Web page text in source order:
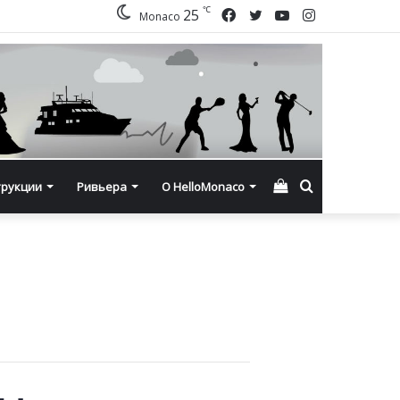
Instagram
YouTube
Twitter
Facebook
Monaco 25 ℃
Ривьера О HelloMonaco Смотреть